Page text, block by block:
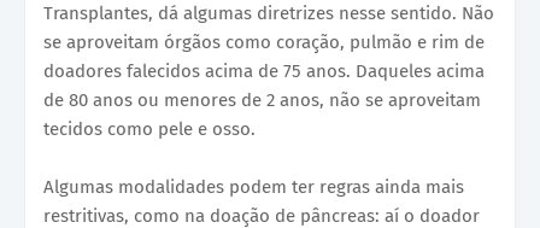
Transplantes, dá algumas diretrizes nesse sentido. Não
se aproveitam órgãos como coração, pulmão e rim de
doadores falecidos acima de 75 anos. Daqueles acima
de 80 anos ou menores de 2 anos, não se aproveitam
tecidos como pele e osso.
Algumas modalidades podem ter regras ainda mais
restritivas, como na doação de pâncreas: aí o doador